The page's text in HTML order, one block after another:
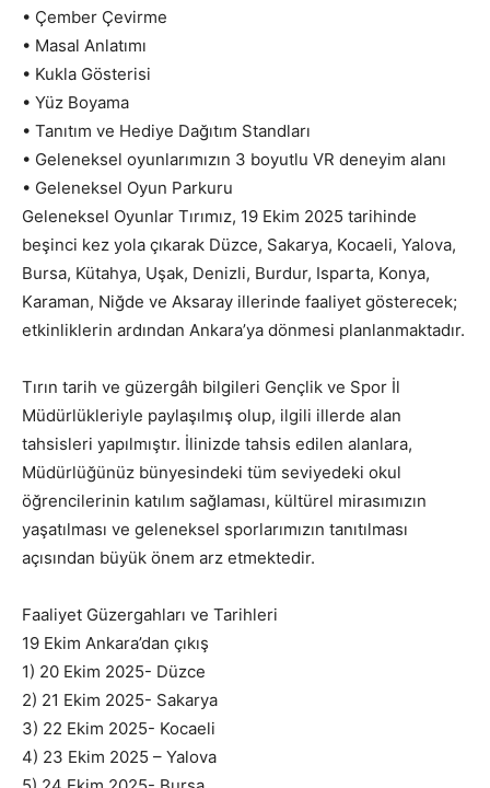
• Çember Çevirme
• Masal Anlatımı
• Kukla Gösterisi
• Yüz Boyama
• Tanıtım ve Hediye Dağıtım Standları
• Geleneksel oyunlarımızın 3 boyutlu VR deneyim alanı
• Geleneksel Oyun Parkuru
Geleneksel Oyunlar Tırımız, 19 Ekim 2025 tarihinde
beşinci kez yola çıkarak Düzce, Sakarya, Kocaeli, Yalova,
Bursa, Kütahya, Uşak, Denizli, Burdur, Isparta, Konya,
Karaman, Niğde ve Aksaray illerinde faaliyet gösterecek;
etkinliklerin ardından Ankara’ya dönmesi planlanmaktadır.
Tırın tarih ve güzergâh bilgileri Gençlik ve Spor İl
Müdürlükleriyle paylaşılmış olup, ilgili illerde alan
tahsisleri yapılmıştır. İlinizde tahsis edilen alanlara,
Müdürlüğünüz bünyesindeki tüm seviyedeki okul
öğrencilerinin katılım sağlaması, kültürel mirasımızın
yaşatılması ve geleneksel sporlarımızın tanıtılması
açısından büyük önem arz etmektedir.
Faaliyet Güzergahları ve Tarihleri
19 Ekim Ankara’dan çıkış
1) 20 Ekim 2025- Düzce
2) 21 Ekim 2025- Sakarya
3) 22 Ekim 2025- Kocaeli
4) 23 Ekim 2025 – Yalova